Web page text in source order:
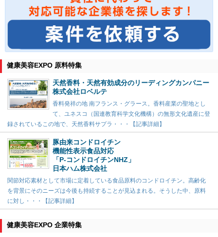
健康美容EXPO 原料特集
天然香料・天然有効成分のリーディングカンパニー
株式会社ロベルテ
香料発祥の地 南フランス・グラース。香料産業の聖地とし
て、ユネスコ（国連教育科学文化機構）の無形文化遺産に登
録されているこの地で、天然香料サプラ・・・【記事詳細】
豚由来コンドロイチン
機能性表示食品対応
「P-コンドロイチンNHZ」
日本ハム株式会社
関節対応素材として市場に定着している食品原料のコンドロイチン。高齢化
を背景にそのニーズは今後も持続することが見込まれる。そうした中、原料
に対し・・・【記事詳細】
健康美容EXPO 企業特集